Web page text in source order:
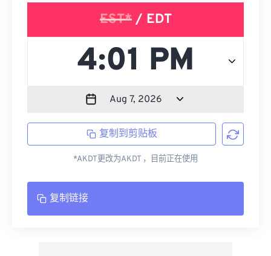
EST*/ EDT
复制到剪贴板
*AKDT更改为AKDT ，目前正在使用
复制链接